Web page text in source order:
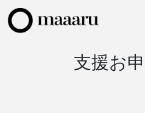
支援お